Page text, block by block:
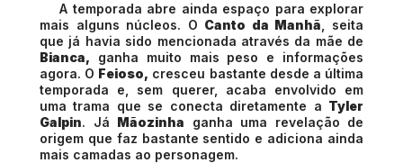
A temporada abre ainda espaço para explorar
mais alguns núcleos. O Canto da Manhã , seita
que já havia sido mencionada através da mãe de
Bianca, ganha muito mais peso e informações
agora. O Feioso, cresceu bastante desde a última
temporada e, sem querer, acaba envolvido em
uma trama que se conecta diretamente a Tyler
Galpin. Já Mãozinha ganha uma revelação de
origem que faz bastante sentido e adiciona ainda
mais camadas ao personagem.